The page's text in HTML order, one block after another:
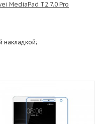
MediaPad T2 7.0 Pro
накладкой;